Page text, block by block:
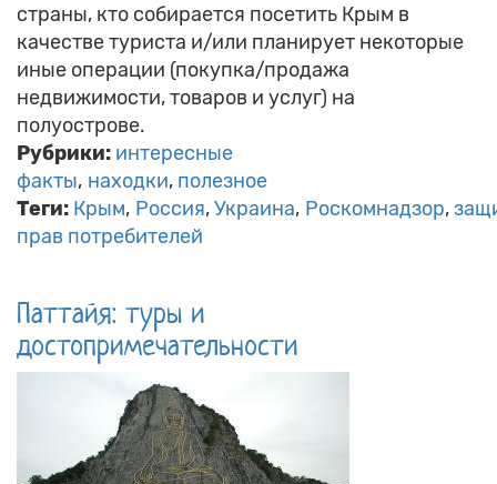
страны, кто собирается посетить Крым в
качестве туриста и/или планирует некоторые
иные операции (покупка/продажа
недвижимости, товаров и услуг) на
полуострове.
Рубрики: интересные
факты находки полезное
Теги: Крым Россия Украина Роскомнадзор
прав потребителей
Паттайя: туры и
достопримечательности